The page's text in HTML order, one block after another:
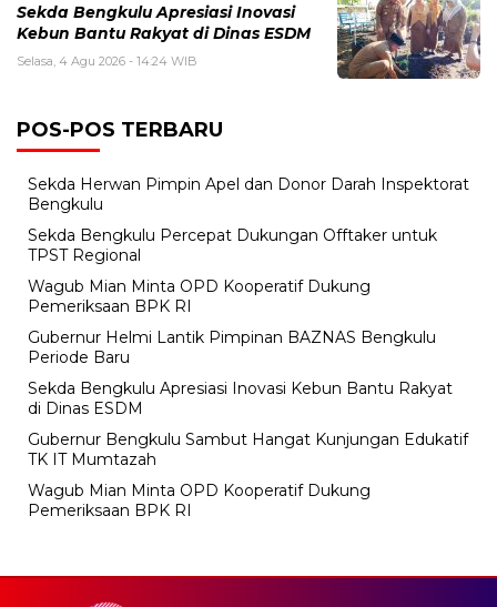
Sekda Bengkulu Apresiasi Inovasi
Kebun Bantu Rakyat di Dinas ESDM
Selasa, 4 Agu 2026 - 14:24 WIB
POS-POS TERBARU
Sekda Herwan Pimpin Apel dan Donor Darah Inspektorat
Bengkulu
Sekda Bengkulu Percepat Dukungan Offtaker untuk
TPST Regional
Wagub Mian Minta OPD Kooperatif Dukung
Pemeriksaan BPK RI
Gubernur Helmi Lantik Pimpinan BAZNAS Bengkulu
Periode Baru
Sekda Bengkulu Apresiasi Inovasi Kebun Bantu Rakyat
di Dinas ESDM
Gubernur Bengkulu Sambut Hangat Kunjungan Edukatif
TK IT Mumtazah
Wagub Mian Minta OPD Kooperatif Dukung
Pemeriksaan BPK RI